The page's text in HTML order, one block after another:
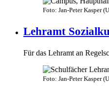
Foto: Jan-Peter Kasper
Lehramt
Für das Lehramt an
Foto: Jan-Peter Kasper